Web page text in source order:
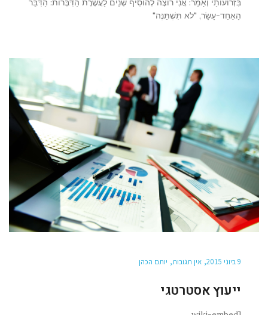
בִּזְרוֹעוֹתַי וְאָמַר: אֲנִי רוֹצֶה לְהוֹסִיף שְׁנַיִם לַעֲשֶׂרֶת הַדִּבְּרוֹת: הַדִּבֵּר
הָאַחַד-עָשָׂר, "לא תִּשְׁתַּנֶּה"
9 ביוני 2015 אין תגובות יותם הכהן
ייעוץ אסטרטגי